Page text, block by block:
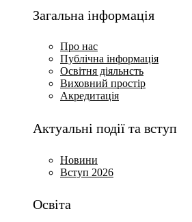
Загальна інформація
Про нас
Публічна інформація
Освітня діяльнсть
Виховний простір
Акредитація
Актуальні події та вступ
Новини
Вступ 2026
Освіта